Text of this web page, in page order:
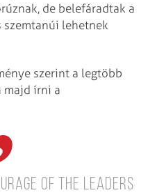
de belefáradtak a
szemtanúi lehetnek
szerint a legtöbb
majd írni a
of the leaders